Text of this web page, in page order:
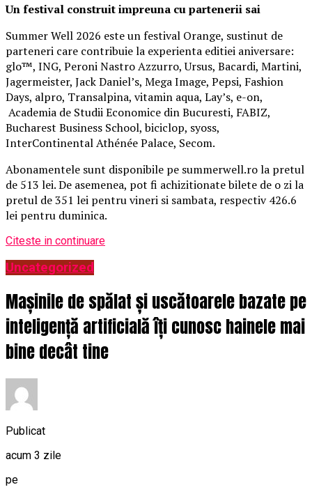
Un festival construitimpreuna cu partenerii sai
Summer Well 2026 este un festival Orange, sustinut de
parteneri care contribuie la experienta editiei aniversare:
glo™, ING, Peroni Nastro Azzurro, Ursus, Bacardi, Martini,
Jagermeister, Jack Daniel’s, Mega Image, Pepsi, Fashion
Days, alpro, Transalpina, vitamin aqua, Lay’s, e-on,
Academia de Studii Economice din Bucuresti, FABIZ,
Bucharest Business School, biciclop, syoss,
InterContinental Athénée Palace, Secom.
Abonamentele sunt disponibile pe summerwell.ro la pretul
de 513 lei. De asemenea, pot fi achizitionate bilete de o zi la
pretul de 351 lei pentru vineri si sambata, respectiv 426.6
lei pentru duminica.
Citeste in continuare
Uncategorized
Mașinile de spălat și uscătoarele bazate pe
inteligență artificială îți cunosc hainele mai
bine decât tine
Publicat
acum 3 zile
pe